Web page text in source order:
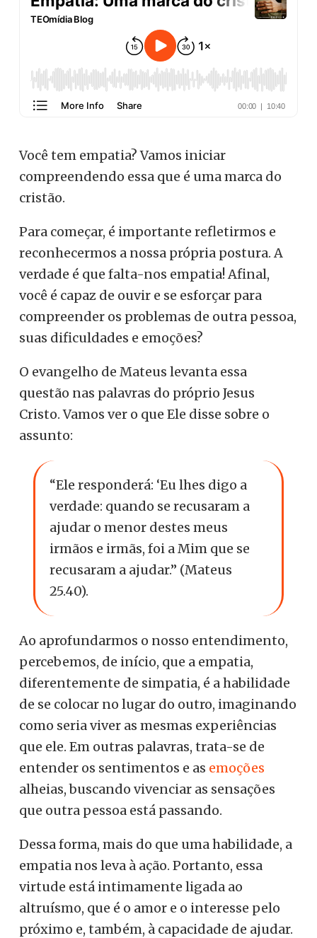
Você tem empatia? Vamos iniciar
compreendendo essa que é uma marca do
cristão.
Para começar, é importante refletirmos e
reconhecermos a nossa própria postura. A
verdade é que falta-nos empatia! Afinal,
você é capaz de ouvir e se esforçar para
compreender os problemas de outra pessoa,
suas dificuldades e emoções?
O evangelho de Mateus levanta essa
questão nas palavras do próprio Jesus
Cristo. Vamos ver o que Ele disse sobre o
assunto:
“Ele responderá: ‘Eu lhes digo a
verdade: quando se recusaram a
ajudar o menor destes meus
irmãos e irmãs, foi a Mim que se
recusaram a ajudar.” (Mateus
25.40).
Ao aprofundarmos o nosso entendimento,
percebemos, de início, que a empatia,
diferentemente de simpatia, é a habilidade
de se colocar no lugar do outro, imaginando
como seria viver as mesmas experiências
que ele. Em outras palavras, trata-se de
entender os sentimentos e as emoções
alheias, buscando vivenciar as sensações
que outra pessoa está passando.
Dessa forma, mais do que uma habilidade, a
empatia nos leva à ação. Portanto, essa
virtude está intimamente ligada ao
altruísmo, que é o amor e o interesse pelo
próximo e, também, à capacidade de ajudar.